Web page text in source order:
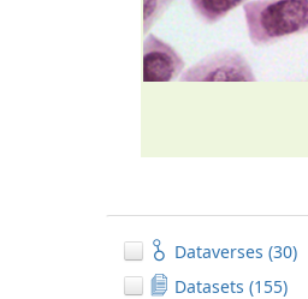
Dataverses (30)
Datasets (155)